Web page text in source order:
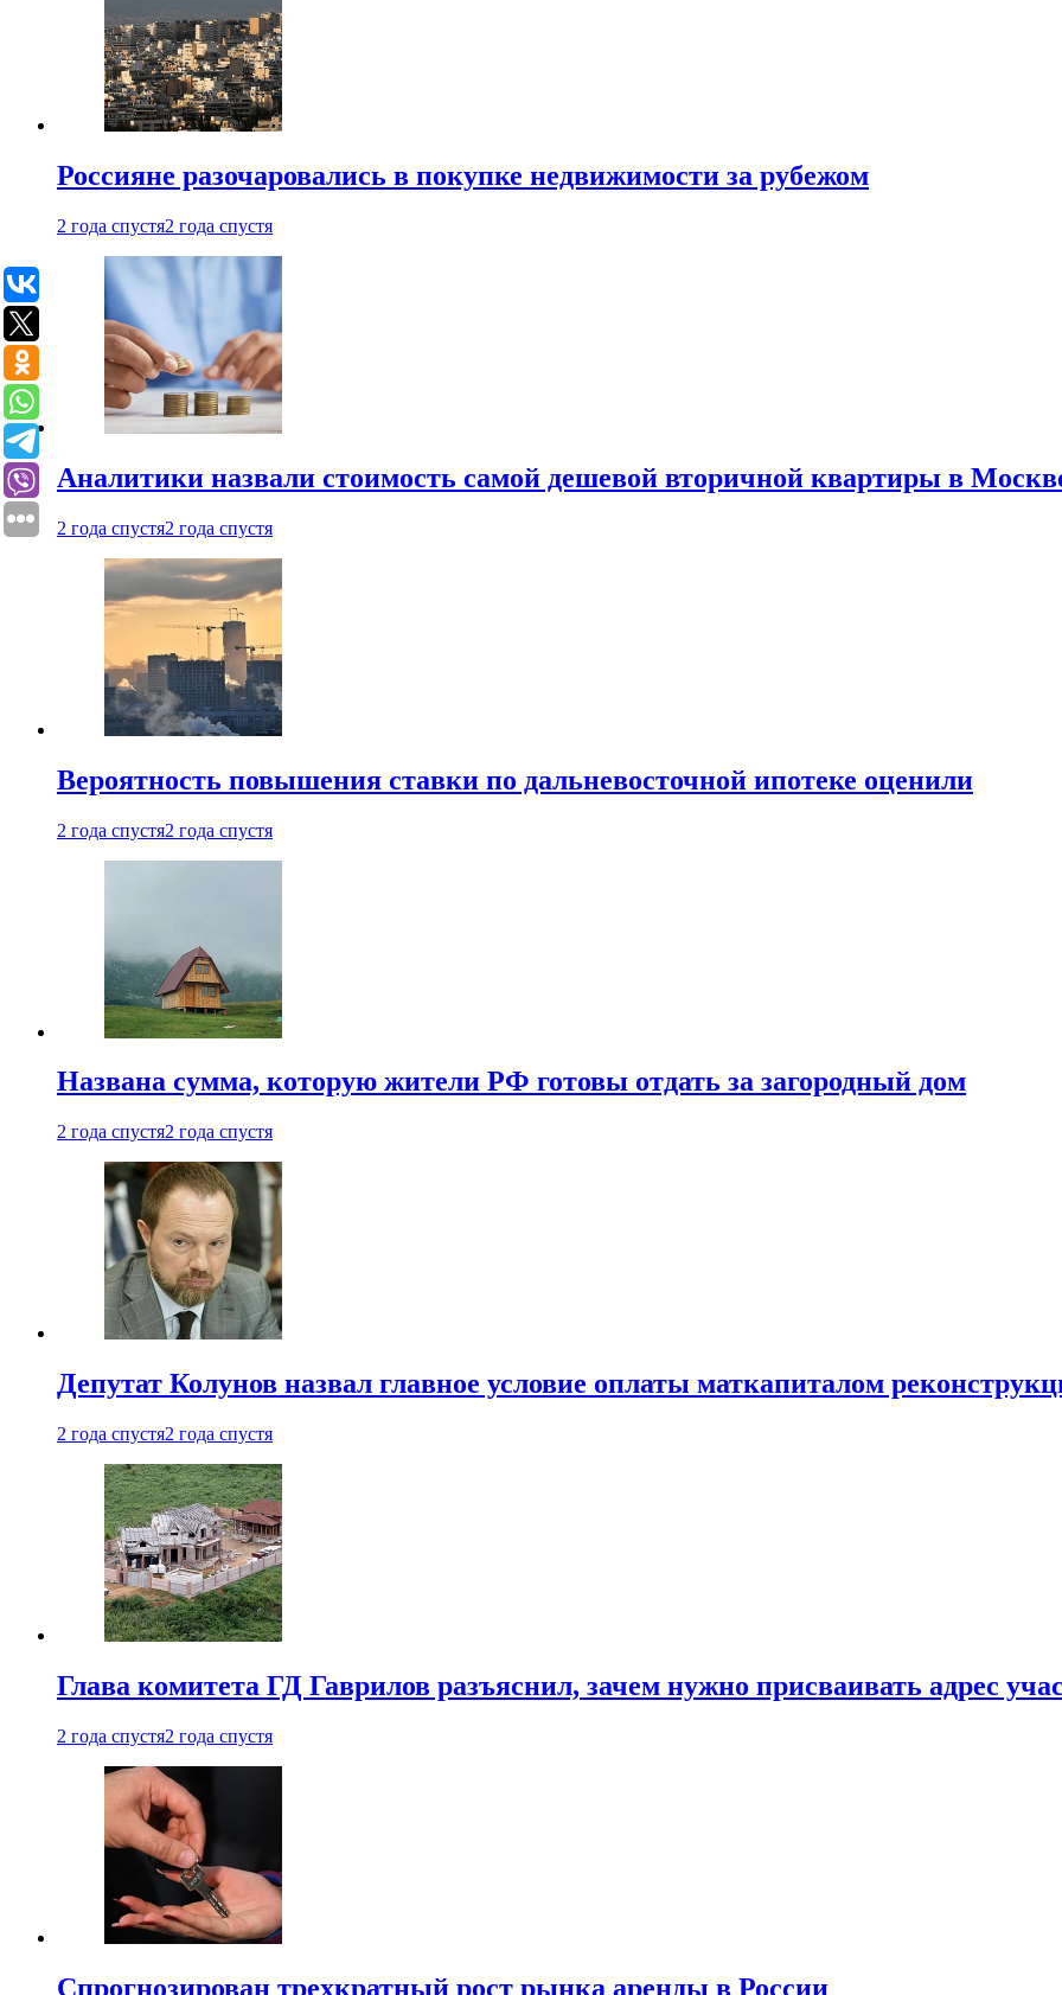
Россияне разочаровались в покупке недвижимости за рубежом
2 года спустя2 года спустя
Аналитики назвали стоимость самой дешевой вторичной квартиры в
2 года спустя2 года спустя
Вероятность повышения ставки по дальневосточной ипотеке оценили
2 года спустя2 года спустя
Названа сумма, которую жители РФ готовы отдать за загородный дом
2 года спустя2 года спустя
Депутат Колунов назвал главное условие оплаты маткапиталом
2 года спустя2 года спустя
Глава комитета ГД Гаврилов разъяснил, зачем нужно присваивать адрес
2 года спустя2 года спустя
Спрогнозирован трехкратный рост рынка аренды в России